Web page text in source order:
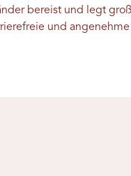
bereist und legt
und angenehme